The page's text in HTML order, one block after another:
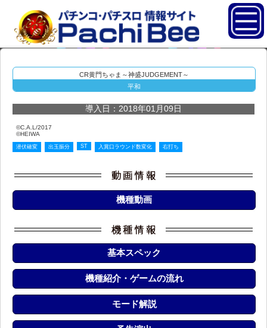
CR黄門ちゃま～神盛JUDGEMENT～
平和
導入日：2018年01月09日
©C.A.L/2017
©HEIWA
潜伏確変 出玉振分 ST 入賞口ラウンド数変化 右打ち
機種動画
基本スペック
機種紹介・ゲームの流れ
モード解説